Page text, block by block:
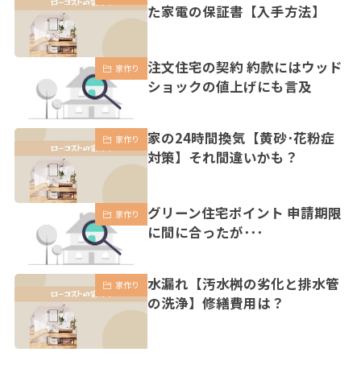
た家電の保証書【入手方法】
家作り
注文住宅の契約 約款にはウッド
ショックの値上げにも言及
家作り
家の24時間換気【黄砂･花粉症
対策】それ間違いかも？
家作り
グリーン住宅ポイント 申請期限
に間に合ったが･･･
家作り
水漏れ【汚水桝の劣化と排水管
の洗浄】修繕費用は？